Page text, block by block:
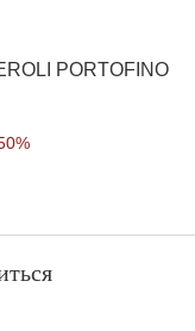
PORTOFINO